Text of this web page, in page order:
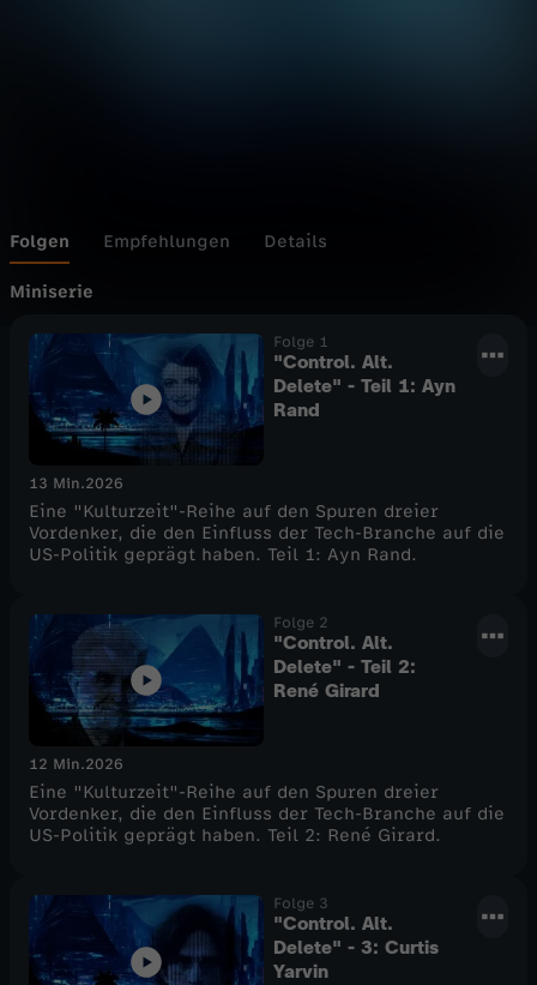
l
.
D
e
l
e
Folgen Empfehlungen Details
Miniserie
Folge 1
"Control. Alt.
Delete" - Teil 1: Ayn
Rand
13 Min.2026
Eine "Kulturzeit"-Reihe auf den Spuren dreier
Vordenker, die den Einfluss der Tech-Branche auf die
US-Politik geprägt haben. Teil 1: Ayn Rand.
Folge 2
"Control. Alt.
Delete" - Teil 2:
René Girard
12 Min.2026
Eine "Kulturzeit"-Reihe auf den Spuren dreier
Vordenker, die den Einfluss der Tech-Branche auf die
US-Politik geprägt haben. Teil 2: René Girard.
Folge 3
"Control. Alt.
Delete" - 3: Curtis
Yarvin